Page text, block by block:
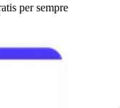
per sempre